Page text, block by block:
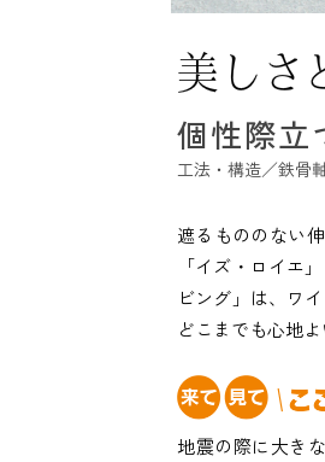
個性際立
工法・構造／鉄骨
遮るもののない
「イズ・ロイエ
ビング」は、ワ
どこまでも心地
地震の際に大き